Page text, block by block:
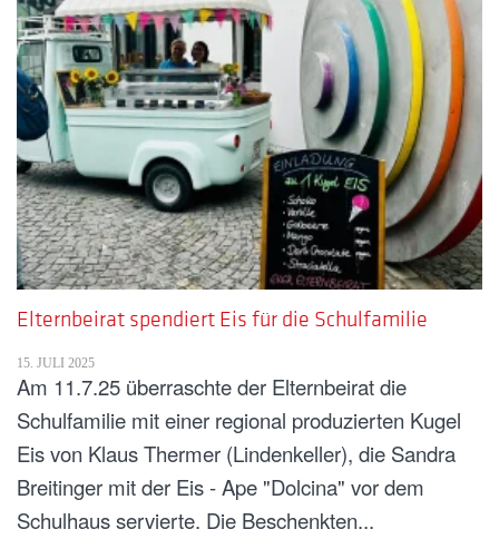
Elternbeirat spendiert Eis für die Schulfamilie
15. JULI 2025
Am 11.7.25 überraschte der Elternbeirat die
Schulfamilie mit einer regional produzierten Kugel
Eis von Klaus Thermer (Lindenkeller), die Sandra
Breitinger mit der Eis - Ape "Dolcina" vor dem
Schulhaus servierte. Die Beschenkten...